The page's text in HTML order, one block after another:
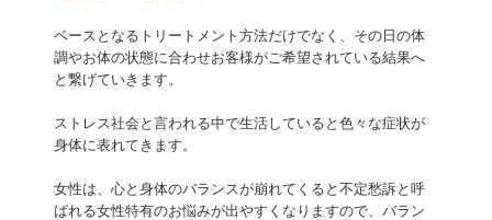
ベースとなるトリートメント方法だけでなく、その日の体
調やお体の状態に合わせお客様がご希望されている結果へ
と繋げていきます。
ストレス社会と言われる中で生活していると色々な症状が
身体に表れてきます。
女性は、心と身体のバランスが崩れてくると不定愁訴と呼
ばれる女性特有のお悩みが出やすくなりますので、バラン